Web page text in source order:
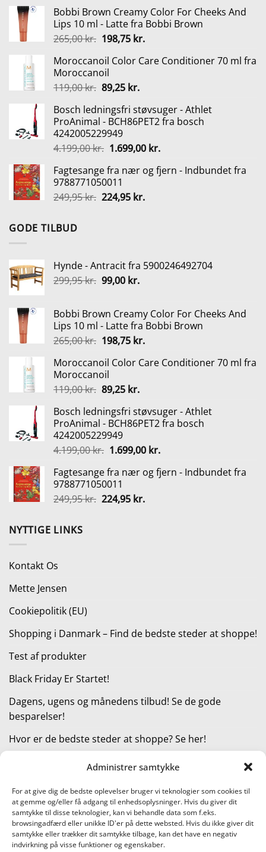
Administrer samtykke
For at give dig de bedste oplevelser bruger vi teknologier som cookies til
at gemme og/eller få adgang til enhedsoplysninger. Hvis du giver dit
samtykke til disse teknologier, kan vi behandle data som f.eks.
browsingadfærd eller unikke ID'er på dette websted. Hvis du ikke giver dit
samtykke eller trækker dit samtykke tilbage, kan det have en negativ
indvirkning på visse funktioner og egenskaber.
var:
299,95 kr..
er:
99,00 kr..
Bobbi Brown Creamy Color For Cheeks And
Lips 10 ml - Latte fra Bobbi Brown
265,00kr. Den
pris
var:
265,00 kr..
198,75 kr.Den
pris
Moroccanoil Color Care Conditioner 70 ml fra
Moroccanoil
119,00kr. Den
pris
var:
119,00 kr..
89,25 kr.Den
pris
er:
Bosch ledningsfri støvsuger - Athlet
ProAnimal - BCH86PET2 fra bosch
4242005229949
4.199,00kr. Den
pris
var:
4.199,00 kr..
1.699,00 kr.Den
pris
Fagtesange fra nær og fjern - Indbundet fra
9788771050011
249,95kr. Den
224,95 kr.Den
GODE TILBUD
Hynde - Antracit fra 5900246492704
299,95kr. Den
var:
299,95 kr..
99,00 kr.Den
er:
99,00 kr..
Bobbi Brown Creamy Color For Cheeks And
Lips 10 ml - Latte fra Bobbi Brown
265,00kr. Den
pris
var:
265,00 kr..
198,75 kr.Den
pris
Moroccanoil Color Care Conditioner 70 ml fra
Moroccanoil
119,00kr. Den
pris
var:
119,00 kr..
89,25 kr.Den
pris
er:
Bosch ledningsfri støvsuger - Athlet
ProAnimal - BCH86PET2 fra bosch
4242005229949
4.199,00kr. Den
pris
var:
4.199,00 kr..
1.699,00 kr.Den
pris
Fagtesange fra nær og fjern - Indbundet fra
9788771050011
249,95kr. Den
224,95 kr.Den
NYTTIGE LINKS
Kontakt Os
Mette Jensen
Cookiepolitik (EU)
Shopping i Danmark – Find de bedste steder at shoppe!
Test af produkter
Black Friday Er Startet!
Dagens, ugens og månedens tilbud! Se de gode
besparelser!
Hvor er de bedste steder at shoppe? Se her!
Kategorier